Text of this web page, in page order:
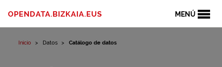
MENÚ
OPENDATA.BIZKAIA.EUS
Inicio Datos Catálogo de datos